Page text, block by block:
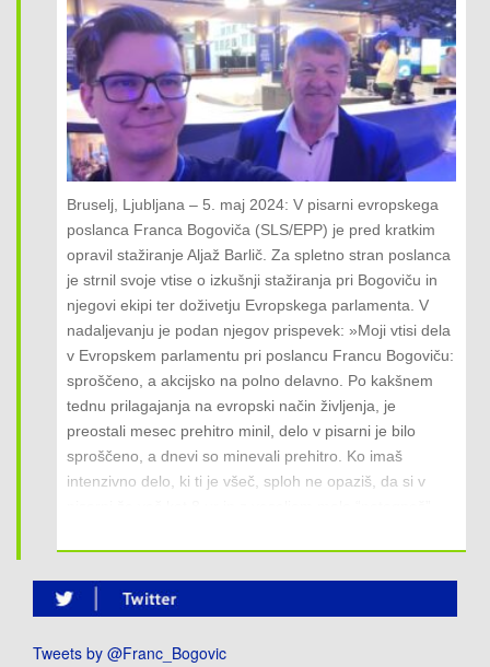
Slovenije, ki omogočajo prehod v nizkoogljično družbo z
vključitvijo jedrske energije v kombinacijo energetskih
virov, in sicer skozi tri vidike: strokovno-gospodarskega,
energetskega in političnega. Na konferenci, ki se je je
udeležilo prek 100 slovenskih in mednarodnih
strokovnjakov iz energetike, gospodarstva, akademije in
političnih odločevalcev, je bila jasno izražena nujnost in
zaključki konference so bili nato odlično izhodišče za
pripravo Poročila o malih modularnih reaktorjih (SMR) in
jedrski energiji, ki ga je v Evropskem parlamentu v
lanskem letu na lastno pobudo pripravil poslanec Franc
Bogovič in je nato decembra 2023 dobilo zgodovinsko –
kar ⅔ – podporo vseh glasujočih evropskih poslancev
na plenarnem zasedanju Evropskega parlamenta. S
tem v zvezi je Bogovič poudaril: “Naša lanska
konferenca in nato še moje Poročilo o malih modularnih
reaktorjih sta dokončno postavila jedrsko energijo v
enakovreden položaj z drugimi nizkoogljičnimi viri tako v
Evropskem parlamentu kot na Evropski komisiji. Danes
brez gradnje vsaj 50 – 70 novih jedrskih elektrarn in
brez SMR reaktorjev, ki bodo razogljičili daljinsko
ogrevanje in težke industrijske procese. EU mora na
Bruselj, Ljubljana – 5. maj 2024: V pisarni evropskega
poslanca Franca Bogoviča (SLS/EPP) je pred kratkim
opravil stažiranje Aljaž Barlič. Za spletno stran poslanca
je strnil svoje vtise o izkušnji stažiranja pri Bogoviču in
njegovi ekipi ter doživetju Evropskega parlamenta. V
nadaljevanju je podan njegov prispevek: »Moji vtisi dela
v Evropskem parlamentu pri poslancu Francu Bogoviču:
sproščeno, a akcijsko na polno delavno. Po kakšnem
tednu prilagajanja na evropski način življenja, je
preostali mesec prehitro minil, delo v pisarni je bilo
sproščeno, a dnevi so minevali prehitro. Ko imaš
intenzivno delo, ki ti je všeč, sploh ne opaziš, da si v
Bogovičem, zelo hitro razbereš, da je razgledan, da se
na teme, katere zagovarja, res spozna in je zelo prijetna
oseba za pogovor. Glede delovnih navad pa je Franc
vedno je eden tistih, ki je pripravljen storiti vse za
Tweets by @Franc_Bogovic